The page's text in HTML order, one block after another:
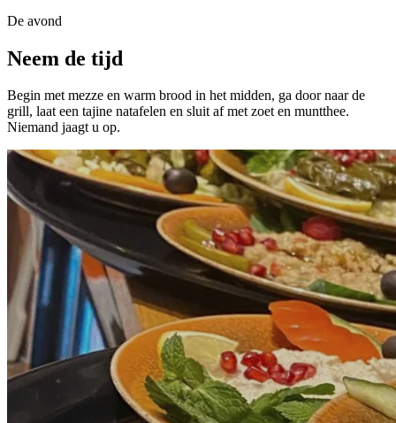
De avond
Neem de tijd
Begin met mezze en warm brood in het midden, ga door naar de
grill, laat een tajine natafelen en sluit af met zoet en muntthee.
Niemand jaagt u op.